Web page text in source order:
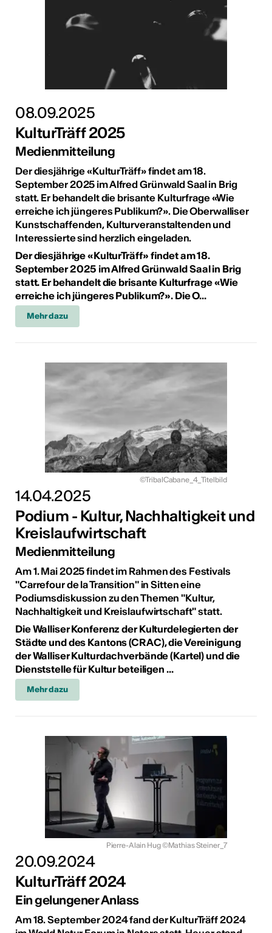
08.09.2025
KulturTräff 2025
Medienmitteilung
Der diesjährige «KulturTräff» findet am 18.
September 2025 im Alfred Grünwald Saal in Brig
statt. Er behandelt die brisante Kulturfrage «Wie
erreiche ich jüngeres Publikum?». Die Oberwalliser
Kunstschaffenden, Kulturveranstaltenden und
Interessierte sind herzlich eingeladen.
Der diesjährige «KulturTräff» findet am 18.
September 2025 im Alfred Grünwald Saal in Brig
statt. Er behandelt die brisante Kulturfrage «Wie
erreiche ich jüngeres Publikum?». Die O...
Mehr dazu
©TribalCabane_4_Titelbild
14.04.2025
Podium - Kultur, Nachhaltigkeit und
Kreislaufwirtschaft
Medienmitteilung
Am 1. Mai 2025 findet im Rahmen des Festivals
"Carrefour de la Transition" in Sitten eine
Podiumsdiskussion zu den Themen "Kultur,
Nachhaltigkeit und Kreislaufwirtschaft" statt.
Die Walliser Konferenz der Kulturdelegierten der
Städte und des Kantons (CRAC), die Vereinigung
der Walliser Kulturdachverbände (Kartel) und die
Dienststelle für Kultur beteiligen ...
Mehr dazu
Pierre-Alain Hug ©Mathias Steiner_7
20.09.2024
KulturTräff 2024
Ein gelungener Anlass
Am 18. September 2024 fand der KulturTräff 2024